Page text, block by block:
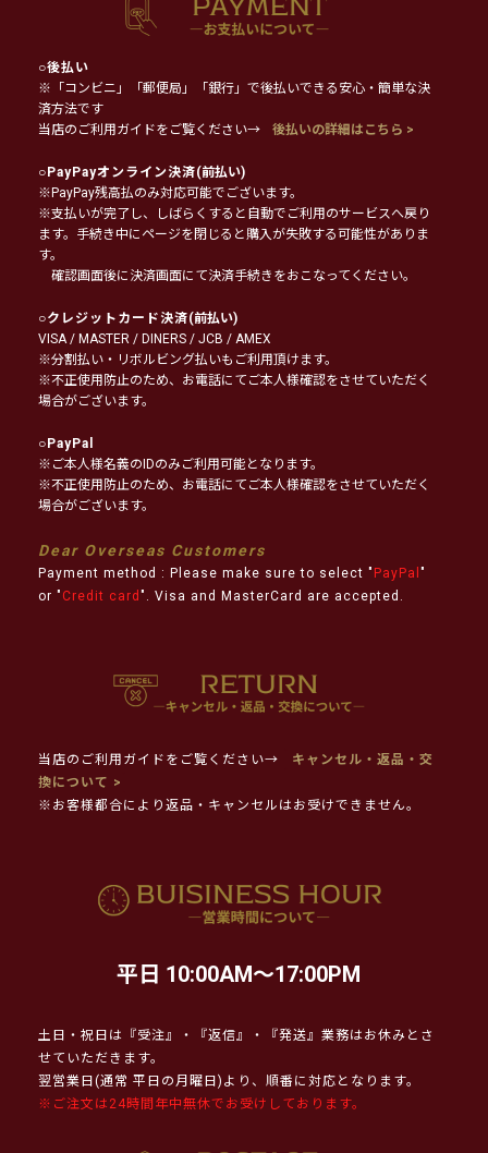
○後払い
※「コンビニ」「郵便局」「銀行」で後払いできる安心・簡単な決
済方法です
当店のご利用ガイドをご覧ください→
後払いの詳細はこちら >
○PayPayオンライン決済(前払い)
※PayPay残高払のみ対応可能でございます。
※支払いが完了し、しばらくすると自動でご利用のサービスへ戻り
ます。手続き中にページを閉じると購入が失敗する可能性がありま
す。
確認画面後に決済画面にて決済手続きをおこなってください。
○クレジットカード決済(前払い)
VISA / MASTER / DINERS / JCB / AMEX
※分割払い・リボルビング払いもご利用頂けます。
※不正使用防止のため、お電話にてご本人様確認をさせていただく
場合がございます。
○PayPal
※ご本人様名義のIDのみご利用可能となります。
※不正使用防止のため、お電話にてご本人様確認をさせていただく
場合がございます。
Dear Overseas Customers
Payment method : Please make sure to select " PayPal "
or " Credit card ". Visa and MasterCard are accepted.
当店のご利用ガイドをご覧ください→
キャンセル・返品・交
換について >
※お客様都合により返品・キャンセルはお受けできません。
平日 10:00AM～17:00PM
土日・祝日は『受注』・『返信』・『発送』業務はお休みとさ
せていただきます。
翌営業日(通常 平日の月曜日)より、順番に対応となります。
※ご注文は24時間年中無休でお受けしております。